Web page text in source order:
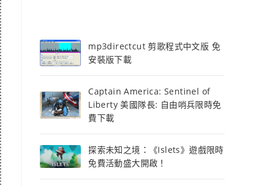
mp3directcut 剪歌程式中文版 免
安裝版下載
Captain America: Sentinel of
Liberty 美國隊長: 自由哨兵限時免
費下載
探索未知之境：《Islets》遊戲限時
免費活動盛大開啟！